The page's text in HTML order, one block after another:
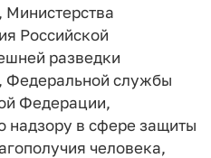
Российской
разведки
Федеральной службы
Федерации,
надзору в сфере защиты
человека,